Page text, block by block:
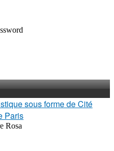
sous forme de Cité
Paris
Rosa